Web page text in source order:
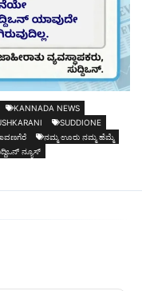
KANNADA NEWS
SUDDIONE
ನಮ್ಮ ಊರು ನಮ್ಮ ಹೆಮ್ಮೆ
ನ್ಯೂಸ್